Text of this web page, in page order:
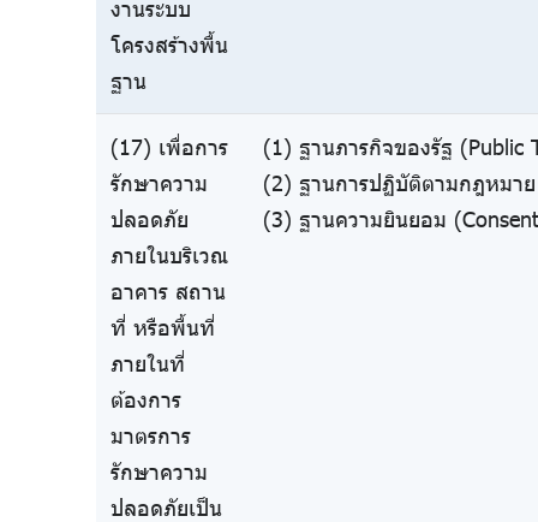
งานระบบ
โครงสร้างพื้น
ฐาน
(17) เพื่อการ
รักษาความ
ปลอดภัย
ภายในบริเวณ
อาคาร สถาน
ที่ หรือพื้นที่
ภายในที่
ต้องการ
มาตรการ
รักษาความ
ปลอดภัยเป็น
(1) ฐานภารกิจของรัฐ (Public
(2) ฐานการปฏิบัติตามกฎหมา
(3) ฐานความยินยอม